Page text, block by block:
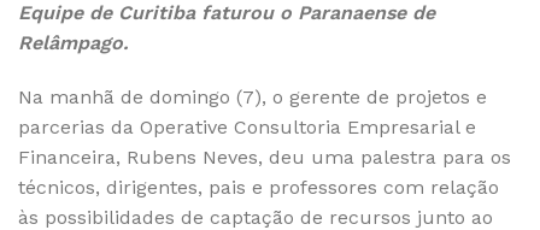
Equipe de Curitiba faturou o Paranaense de
Relâmpago.
Na manhã de domingo (7), o gerente de projetos e
parcerias da Operative Consultoria Empresarial e
Financeira, Rubens Neves, deu uma palestra para os
técnicos, dirigentes, pais e professores com relação
às possibilidades de captação de recursos junto ao